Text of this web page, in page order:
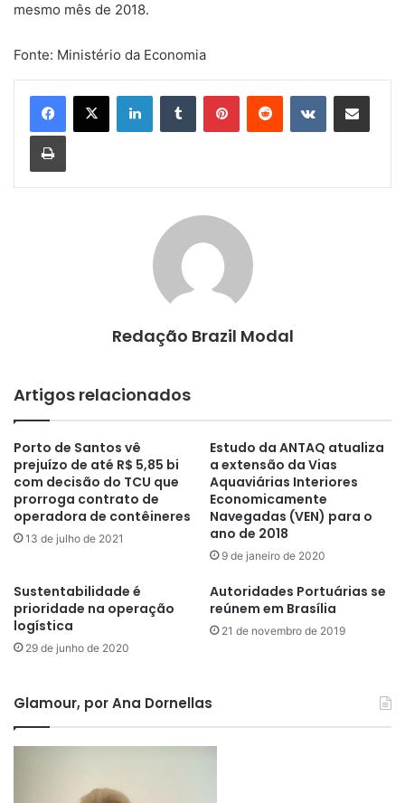
mesmo mês de 2018.
Fonte: Ministério da Economia
LinkedinTumblr PinterestReddit VK Compartilhar via e-mail
Imprimir
Redação Brazil Modal
Artigos relacionados
Porto de Santos vê
prejuízo de até R$ 5,85 bi
com decisão do TCU que
prorroga contrato de
operadora de contêineres
13 de julho de 2021
Estudo da ANTAQ atualiza
a extensão da Vias
Aquaviárias Interiores
Economicamente
Navegadas (VEN) para o
ano de 2018
9 de janeiro de 2020
Sustentabilidade é
prioridade na operação
logística
29 de junho de 2020
Autoridades Portuárias se
reúnem em Brasília
21 de novembro de 2019
Glamour, por Ana Dornellas